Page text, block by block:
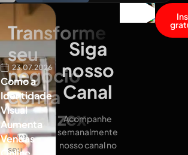
23.07.2026
Como a
Identidade
Visual
Aumenta
Vendas
Transforme
seu
negócio
com a
Atualizex
Leve
seu
Siga
nosso
Canal
Acompanhe
semanalmente
nosso canal no